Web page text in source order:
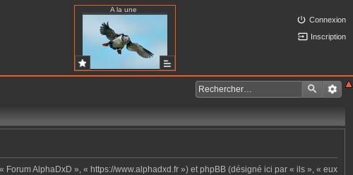
A la une
Connexion
Inscription
AlphaDxD », « https://www.alphadxd.fr ») et phpBB (désigné ici par « ils », « eux